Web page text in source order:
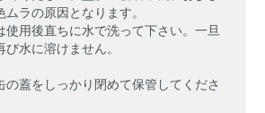
ムラの原因となります。
使用後直ちに水で洗って下さい。一旦
び水に溶けません。
の蓋をしっかり閉めて保管してくださ